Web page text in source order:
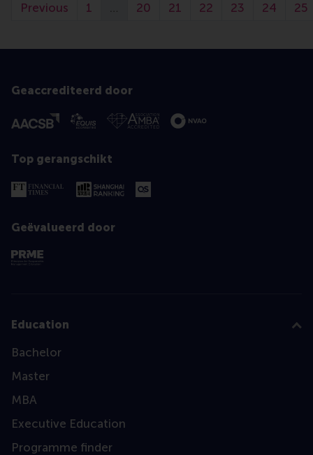
Previous 1 … 20 21 22 23 24 25
Geaccrediteerd door
Top gerangschikt
Geëvalueerd door
Education
Bachelor
Master
MBA
Executive Education
Programme finder